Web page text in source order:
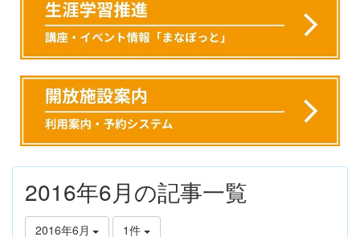
2016年6月の記事一覧
2016年6月 1件